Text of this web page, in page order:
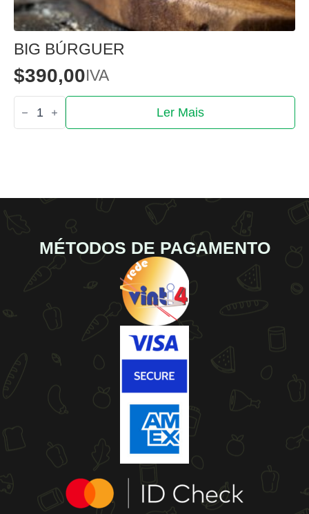
BIG BÚRGUER
$390,00IVA
Quantidade
de
Big
Ler Mais
MÉTODOS DE PAGAMENTO